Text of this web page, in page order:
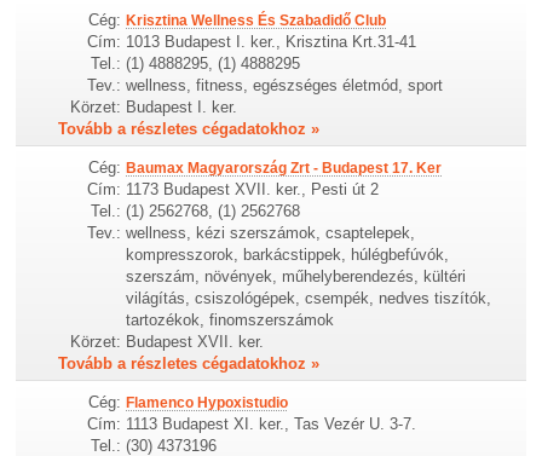
Cég: Krisztina Wellness És Szabadidő Club
Cím: 1013 Budapest I. ker., Krisztina Krt.31-41
Tel.: (1) 4888295, (1) 4888295
Tev.: wellness, fitness, egészséges életmód, sport
Körzet: Budapest I. ker.
Tovább a részletes cégadatokhoz »
Cég: Baumax Magyarország Zrt - Budapest 17. Ker
Cím: 1173 Budapest XVII. ker., Pesti út 2
Tel.: (1) 2562768, (1) 2562768
Tev.: wellness, kézi szerszámok, csaptelepek,
kompresszorok, barkácstippek, húlégbefúvók,
szerszám, növények, műhelyberendezés, kültéri
világítás, csiszológépek, csempék, nedves tiszítók,
tartozékok, finomszerszámok
Körzet: Budapest XVII. ker.
Tovább a részletes cégadatokhoz »
Cég: Flamenco Hypoxistudio
Cím: 1113 Budapest XI. ker., Tas Vezér U. 3-7.
Tel.: (30) 4373196